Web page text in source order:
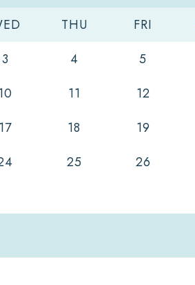
THU FRI
3 4 5
11 12
17 18 19
25 26